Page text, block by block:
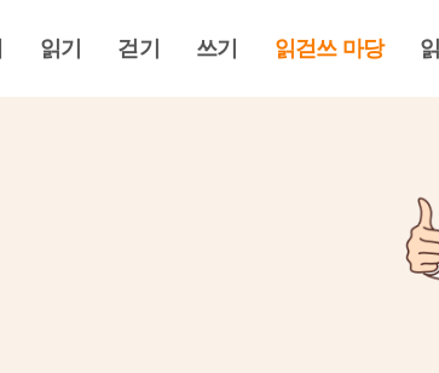
읽기 걷기 쓰기 읽걷쓰 마당